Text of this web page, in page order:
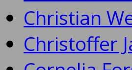
Christian
Christoffer